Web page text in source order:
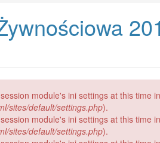
module's ini settings at this time in
sites/default/settings.php).
module's ini settings at this time in
sites/default/settings.php).